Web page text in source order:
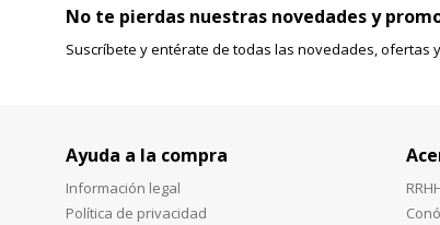
No te pierdas nuestras novedades y
Suscríbete y entérate de todas las novedades, ofertas
Ayuda a la compra
Información legal
Política de privacidad